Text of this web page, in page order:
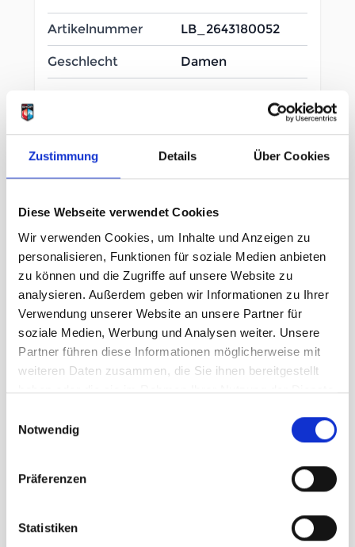
Zustimmung Details Über Cookies
Diese Webseite verwendet Cookies
Wir verwenden Cookies, um Inhalte und Anzeigen zu
personalisieren, Funktionen für soziale Medien anbieten
zu können und die Zugriffe auf unsere Website zu
analysieren. Außerdem geben wir Informationen zu Ihrer
Verwendung unserer Website an unsere Partner für
soziale Medien, Werbung und Analysen weiter. Unsere
Partner führen diese Informationen möglicherweise mit
weiteren Daten zusammen, die Sie ihnen bereitgestellt
haben oder die sie im Rahmen Ihrer Nutzung der Dienste
Notwendig
Präferenzen
Statistiken
Artikelnummer LB_2643180052
Geschlecht Damen
S
Menge
Beschreibung /Haglöfs Front Proof II Jacket
Gefertigt aus 3-lagigem
dauerhafte und atmungsaktive